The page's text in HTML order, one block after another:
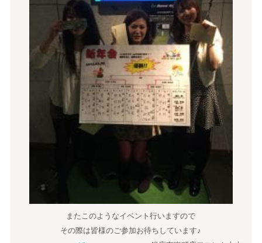
またこのようなイベント行いますので
その際は皆様のご参加お待ちしています♪